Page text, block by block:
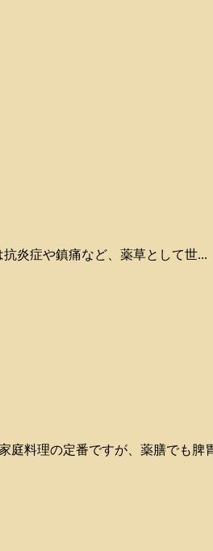
炎症や鎮痛など、薬草として世...
料理の定番ですが、薬膳でも脾